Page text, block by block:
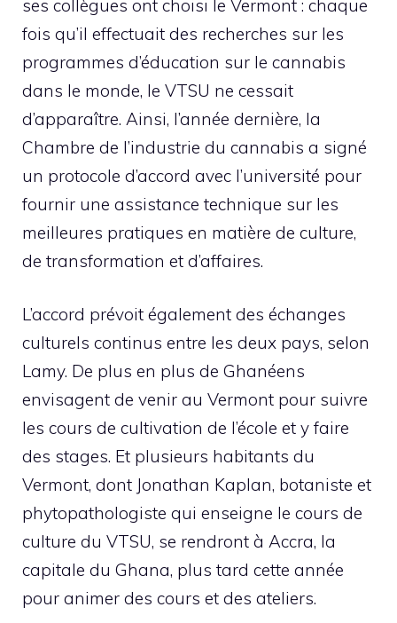
ses collègues ont choisi le Vermont : chaque
fois qu’il effectuait des recherches sur les
programmes d’éducation sur le cannabis
dans le monde, le VTSU ne cessait
d’apparaître. Ainsi, l’année dernière, la
Chambre de l’industrie du cannabis a signé
un protocole d’accord avec l’université pour
fournir une assistance technique sur les
meilleures pratiques en matière de culture,
de transformation et d’affaires.
L’accord prévoit également des échanges
culturels continus entre les deux pays, selon
Lamy. De plus en plus de Ghanéens
envisagent de venir au Vermont pour suivre
les cours de cultivation de l’école et y faire
des stages. Et plusieurs habitants du
Vermont, dont Jonathan Kaplan, botaniste et
phytopathologiste qui enseigne le cours de
culture du VTSU, se rendront à Accra, la
capitale du Ghana, plus tard cette année
pour animer des cours et des ateliers.